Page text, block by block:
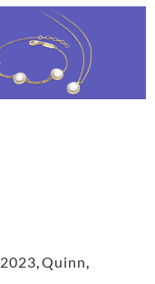
,Quinn,